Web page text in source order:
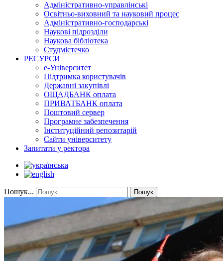
Адміністративно-управлінські
Освітньо-виховний та науковий процес
Адміністративно-господарські
Наукові підрозділи
Наукова бібліотека
Студмістечко
РЕСУРСИ
е-Університет
Підтримка користувачів
Державні закупівлі
ОЩАДБАНК оплата
ПРИВАТБАНК оплата
Поштовий сервер
Програмне забезпечення
Інституційний репозитарій
Сайти університету
Запитати у ректора
Пошук... Пошук